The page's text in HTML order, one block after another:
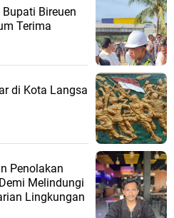
Bireuen
Terima
di Kota Langsa
Penolakan
Melindungi
Lingkungan